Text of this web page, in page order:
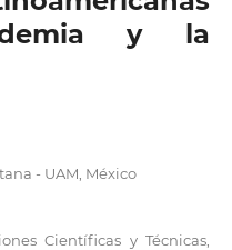
y la
- UAM, México
Científicas y Técnicas,